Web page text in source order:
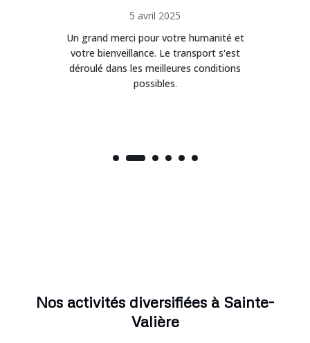
5 avril 2025
Un grand merci pour votre humanité et
votre bienveillance. Le transport s'est
déroulé dans les meilleures conditions
possibles.
Nos activités diversifiées à Sainte-
Valière